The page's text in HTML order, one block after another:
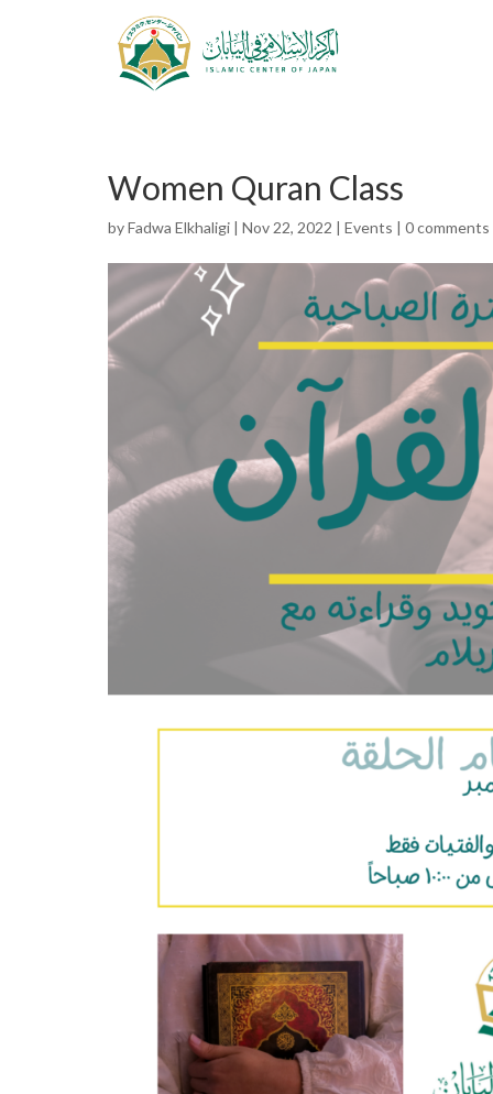
Women Quran Class
byFadwa Elkhaligi | Nov 22, 2022 | Events | 0 comments